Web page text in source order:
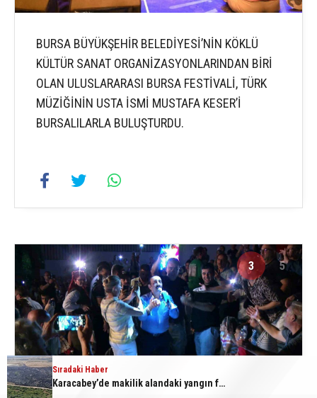
BURSA BÜYÜKŞEHİR BELEDİYESİ’NİN KÖKLÜ
KÜLTÜR SANAT ORGANİZASYONLARINDAN BİRİ
OLAN ULUSLARARASI BURSA FESTİVALİ, TÜRK
MÜZİĞİNİN USTA İSMİ MUSTAFA KESER’İ
BURSALILARLA BULUŞTURDU.
3 5
Sıradaki Haber
Karacabey’de makilik alandaki yangın fabrikaya ulaşmadan söndürüldü